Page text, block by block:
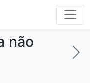
não